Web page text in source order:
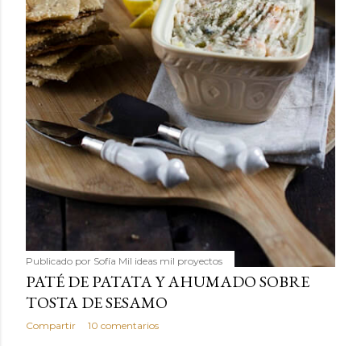
Publicado por Sofía Mil ideas mil proyectos
PATÉ DE PATATA Y AHUMADO SOBRE
TOSTA DE SESAMO
Compartir 10 comentarios